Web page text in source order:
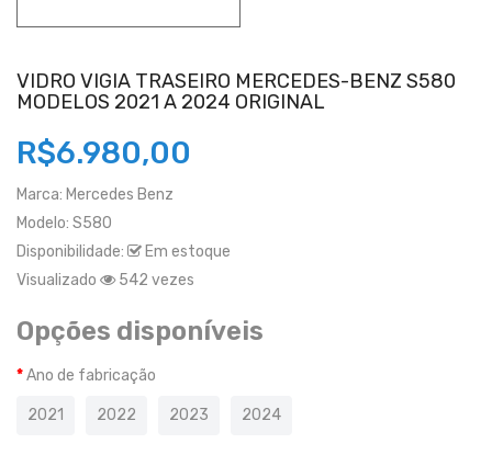
VIDRO VIGIA TRASEIRO MERCEDES-BENZ S580
MODELOS 2021 A 2024 ORIGINAL
R$6.980,00
Marca: Mercedes Benz
Modelo: S580
Disponibilidade:
Em estoque
Visualizado
542 vezes
Opções disponíveis
Ano de fabricação
2021 2022 2023 2024